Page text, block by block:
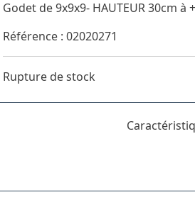
Godet de 9x9x9- HAUTEUR 30cm à +
Référence : 02020271
Rupture de stock